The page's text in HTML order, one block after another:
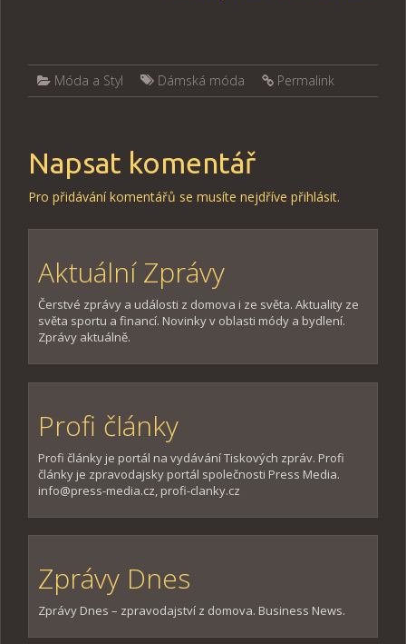
Móda a Styl Dámská móda Permalink
Napsat komentář
Pro přidávání komentářů se musíte nejdříve přihlásit.
Aktuální Zprávy
Čerstvé zprávy a události z domova i ze světa. Aktuality ze
světa sportu a financí. Novinky v oblasti módy a bydlení.
Zprávy aktuálně.
Profi články
Profi články je portál na vydávání Tiskových zpráv. Profi
články je zpravodajsky portál společnosti Press Media.
info@press-media.cz, profi-clanky.cz
Zprávy Dnes
Zprávy Dnes – zpravodajství z domova. Business News.